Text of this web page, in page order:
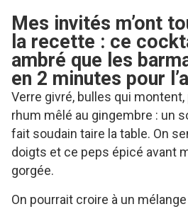
Mes invités m’ont
la recette : ce
ambré que les
en 2 minutes pour
Verre givré, bulles qui
rhum mêlé au gingembre : un
fait soudain taire la table. On
doigts et ce peps épicé avant
gorgée.
On pourrait croire à un